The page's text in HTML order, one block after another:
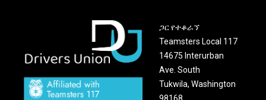
ጋር የተቆራኘ
Teamsters Local 117
14675 Interurban
Ave. South
Tukwila, Washington